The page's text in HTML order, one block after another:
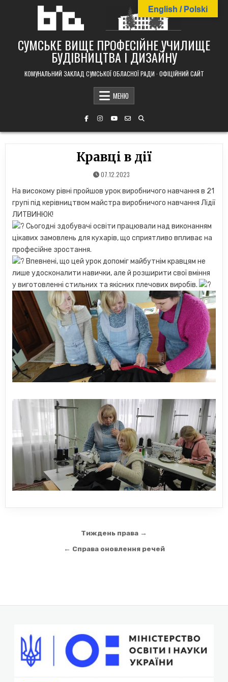
СУМСЬКЕ ВИЩЕ ПРОФЕСІЙНЕ УЧИЛИЩЕ
БУДІВНИЦТВА І ДИЗАЙНУ
КОМУНАЛЬНИЙ ЗАКЛАД СУМСЬКОЇ ОБЛАСНОЇ РАДИ · ОФІЦІЙНИЙ САЙТ
МЕНЮ
Кравці в дії
07.12.2023
На високому рівні пройшов урок виробничого навчання в 21
групі під керівництвом майстра виробничого навчання Лідії
ЛИТВИНЮК!
Сьогодні здобувачі освіти працювали над виконанням
цікавих замовлень для кухарів, що сприятливо впливає на
професійне зростання.
Впевнені, що цей урок допоміг майбутнім кравцям не
лише удосконалити навички, але й розширити свої вміння
у виготовленні стильних та якісних плечових виробів.
Тиждень права →
← Справа оновлення речей
English / Polski